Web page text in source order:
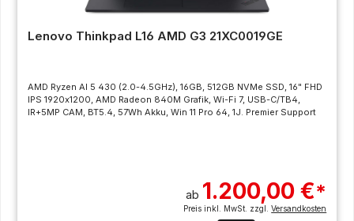
Lenovo Thinkpad L16 AMD G3 21XC0019GE
AMD Ryzen AI 5 430 (2.0-4.5GHz), 16GB, 512GB NVMe SSD, 16" FHD
IPS 1920x1200, AMD Radeon 840M Grafik, Wi-Fi 7, USB-C/TB4,
IR+5MP CAM, BT5.4, 57Wh Akku, Win 11 Pro 64, 1J. Premier Support
ab 1.200,00 €*
Preis inkl. MwSt. zzgl.Versandkosten